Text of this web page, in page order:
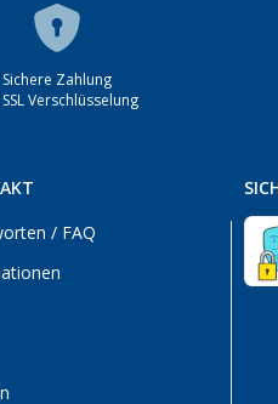
Sichere Zahlung
Verschlüsselung
/ FAQ